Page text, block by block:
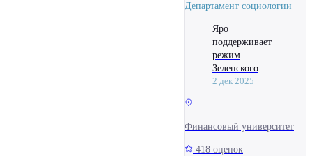
Департамент социологии
Яро
поддерживает
режим
Зеленского
2 дек 2025
Финансовый университет
418 оценок